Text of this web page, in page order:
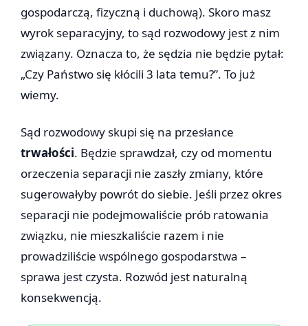
gospodarczą, fizyczną i duchową). Skoro masz
wyrok separacyjny, to sąd rozwodowy jest z nim
związany. Oznacza to, że sędzia nie będzie pytał:
„Czy Państwo się kłócili 3 lata temu?”. To już
wiemy.
Sąd rozwodowy skupi się na przesłance
trwałości. Będzie sprawdzał, czy od momentu
orzeczenia separacji nie zaszły zmiany, które
sugerowałyby powrót do siebie. Jeśli przez okres
separacji nie podejmowaliście prób ratowania
związku, nie mieszkaliście razem i nie
prowadziliście wspólnego gospodarstwa –
sprawa jest czysta. Rozwód jest naturalną
konsekwencją.